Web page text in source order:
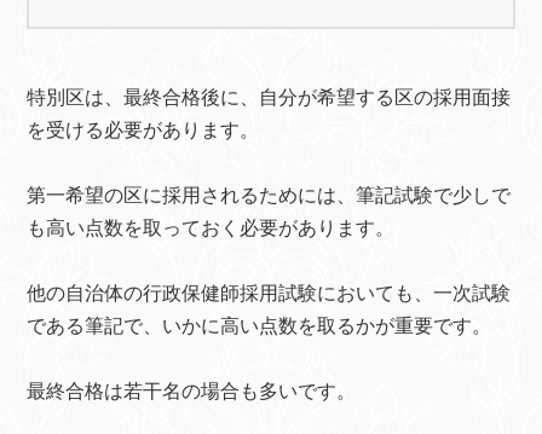
特別区は、最終合格後に、自分が希望する区の採用面接
を受ける必要があります。
第一希望の区に採用されるためには、筆記試験で少しで
も高い点数を取っておく必要があります。
他の自治体の行政保健師採用試験においても、一次試験
である筆記で、いかに高い点数を取るかが重要です。
最終合格は若干名の場合も多いです。